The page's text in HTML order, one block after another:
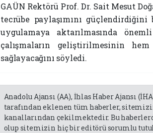
GAÜN Rektörü Prof. Dr. Sait Mesut
tecrübe paylaşımını güçlendirdiğini
uygulamaya aktarılmasında
çalışmaların geliştirilmesinin
sağlayacağını söyledi.
Anadolu Ajansı (AA), İhlas Haber Ajansı
tarafından eklenen tüm haberler,
kanallarından çekilmektedir. Bu
olup sitemizin hiç bir editörü sorumlu